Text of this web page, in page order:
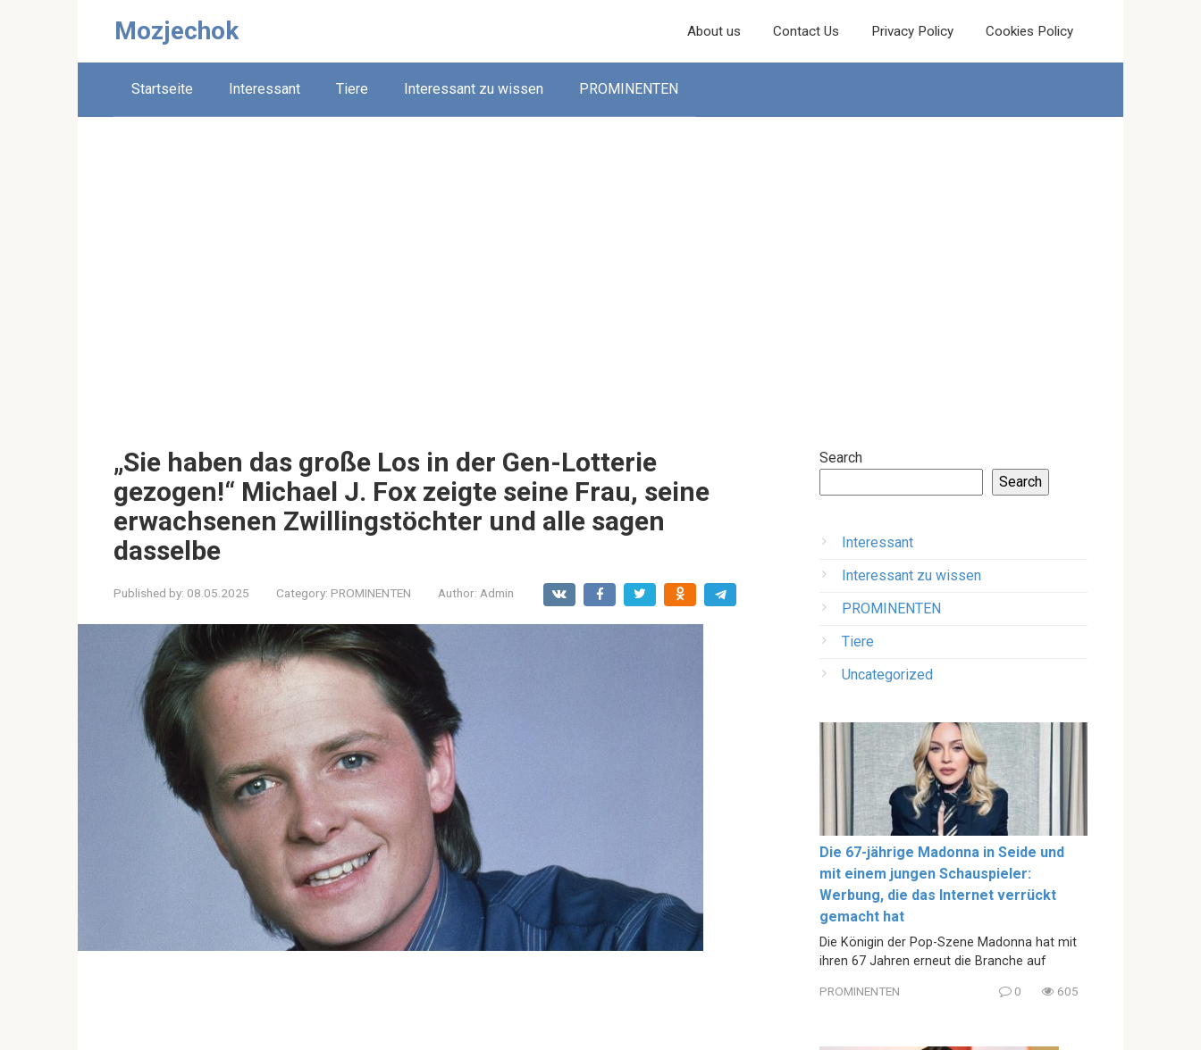
Mozjechok About us Contact Us Privacy Policy Cookies Policy
Startseite Interessant Tiere Interessant zu wissen PROMINENTEN
„Sie haben das große Los in der Gen-Lotterie
gezogen!“ Michael J. Fox zeigte seine Frau, seine
erwachsenen Zwillingstöchter und alle sagen
dasselbe
Published by: 08.05.2025 Category: PROMINENTEN Author: Admin
Search
Search
Interessant
Interessant zu wissen
PROMINENTEN
Tiere
Uncategorized
Die 67-jährige Madonna in Seide und
mit einem jungen Schauspieler:
Werbung, die das Internet verrückt
gemacht hat
Die Königin der Pop-Szene Madonna hat mit
ihren 67 Jahren erneut die Branche auf
PROMINENTEN 0 605